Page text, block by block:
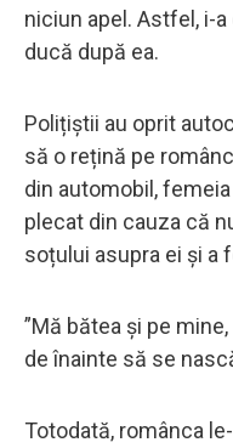
niciun apel. Astfel, i-
ducă după ea.
Polițiștii au oprit
să o rețină pe
din automobil,
plecat din cauza că
soțului asupra ei și a
”Mă bătea și pe
de înainte să se
Totodată, românca